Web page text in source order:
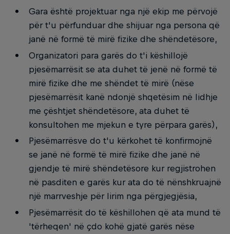
Gara është projektuar nga një ekip me përvojë
për t'u përfunduar dhe shijuar nga persona që
janë në formë të mirë fizike dhe shëndetësore,
Organizatori para garës do t'i këshillojë
pjesëmarrësit se ata duhet të jenë në formë të
mirë fizike dhe me shëndet të mirë (nëse
pjesëmarrësit kanë ndonjë shqetësim në lidhje
me çështjet shëndetësore, ata duhet të
konsultohen me mjekun e tyre përpara garës),
Pjesëmarrësve do t'u kërkohet të konfirmojnë
se janë në formë të mirë fizike dhe janë në
gjendje të mirë shëndetësore kur regjistrohen
në pasditen e garës kur ata do të nënshkruajnë
një marrveshje për lirim nga përgjegjësia,
Pjesëmarrësit do të këshillohen që ata mund të
'tërheqen' në çdo kohë gjatë garës nëse